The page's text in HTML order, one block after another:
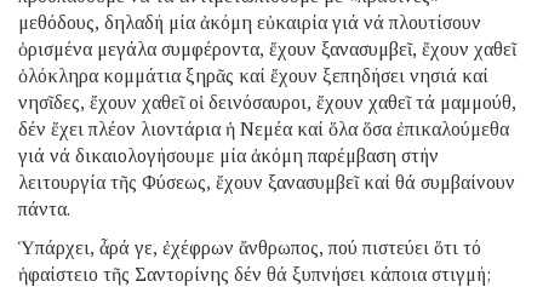
μεθόδους, δηλαδή μία ἀκόμη εὐκαιρία γιά νά πλουτίσουν
ὁρισμένα μεγάλα συμφέροντα, ἔχουν ξανασυμβεῖ, ἔχουν χαθεῖ
ὁλόκληρα κομμάτια ξηρᾶς καί ἔχουν ξεπηδήσει νησιά καί
νησῖδες, ἔχουν χαθεῖ οἱ δεινόσαυροι, ἔχουν χαθεῖ τά μαμμούθ,
δέν ἔχει πλέον λιοντάρια ἡ Νεμέα καί ὅλα ὅσα ἐπικαλούμεθα
γιά νά δικαιολογήσουμε μία ἀκόμη παρέμβαση στήν
λειτουργία τῆς Φύσεως, ἔχουν ξανασυμβεῖ καί θά συμβαίνουν
πάντα.
Ὑπάρχει, ἆρά γε, ἐχέφρων ἄνθρωπος, πού πιστεύει ὅτι τό
ἡφαίστειο τῆς Σαντορίνης δέν θά ξυπνήσει κάποια στιγμή;